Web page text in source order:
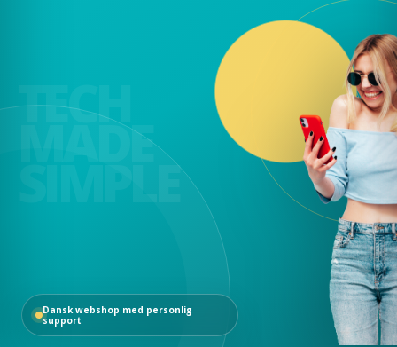
Dansk webshop med personlig
support
TECH
MADE
SIMPLE